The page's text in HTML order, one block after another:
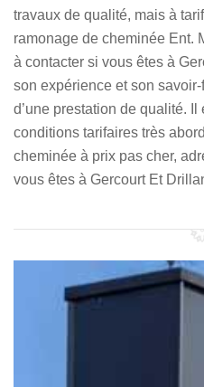
travaux de qualité, mais à
ramonage de cheminée Ent.
à contacter si vous êtes à
son expérience et son
d’une prestation de qualité.
conditions tarifaires très
cheminée à prix pas cher,
vous êtes à Gercourt Et